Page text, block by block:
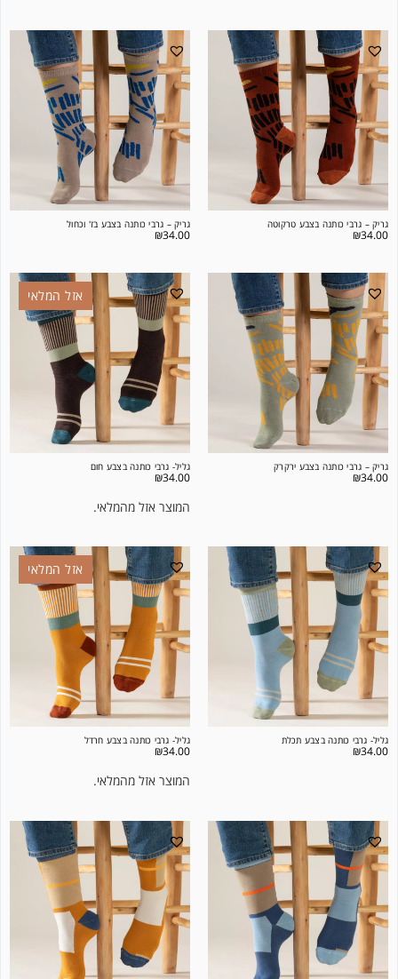
גריק – גרבי כותנה בצבע טרקוטה
₪34.00
גריק – גרבי כותנה בצבע בז' וכחול
₪34.00
גריק – גרבי כותנה בצבע ירקרק
₪34.00
אזל המלאי
גליל- גרבי כותנה בצבע חום
₪34.00
המוצר אזל מהמלאי.
גליל- גרבי כותנה בצבע תכלת
₪34.00
אזל המלאי
גליל- גרבי כותנה בצבע חרדל
₪34.00
המוצר אזל מהמלאי.